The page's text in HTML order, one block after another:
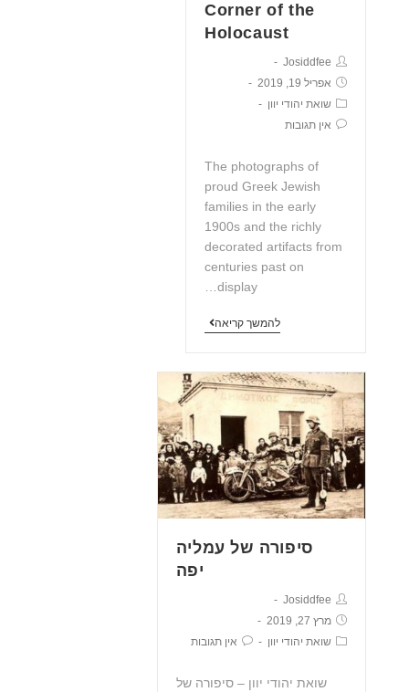
Corner of the
Holocaust
Josiddfee
אפריל 19, 2019
שואת יהודי יוון
אין תגובות
The photographs of
proud Greek Jewish
families in the early
1900s and the richly
decorated artifacts from
centuries past on
display…
להמשך קריאה
סיפורה של עמליה
יפה
Josiddfee
מרץ 27, 2019
שואת יהודי יוון
אין תגובות
שואת יהודי יוון – סיפורה של